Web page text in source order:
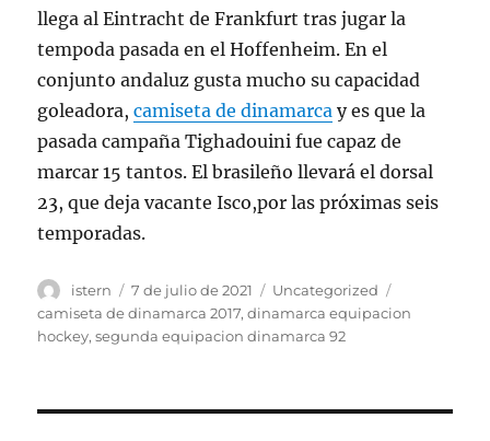
llega al Eintracht de Frankfurt tras jugar la
tempoda pasada en el Hoffenheim. En el
conjunto andaluz gusta mucho su capacidad
goleadora,camiseta de dinamarca y es que la
pasada campaña Tighadouini fue capaz de
marcar 15 tantos. El brasileño llevará el dorsal
23, que deja vacante Isco,por las próximas seis
temporadas.
Autor
istern
Publicado
el
7 de julio de 2021 Categorías
Uncategorized
camiseta de dinamarca 2017,dinamarca equipacion
hockey,segunda equipacion dinamarca 92